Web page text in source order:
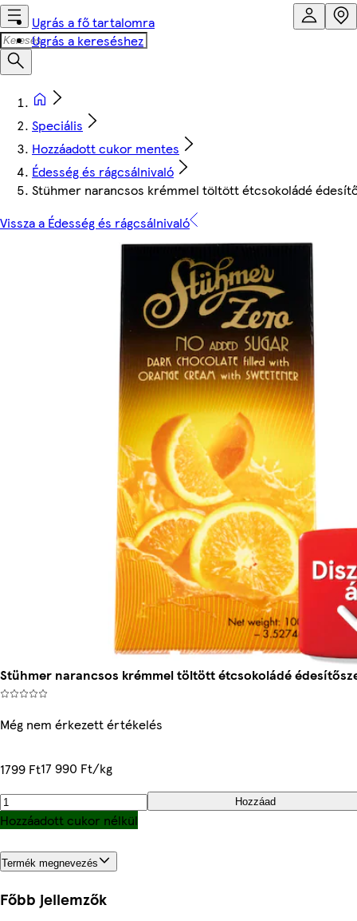
Ugrás a fő tartalomra
Ugrás a kereséshez
Speciális
Hozzáadott cukor mentes
Édesség és rágcsálnivaló
Stühmer narancsos krémmel töltött étcsokoládé
Vissza a Édesség és rágcsálnivaló
Stühmer narancsos krémmel töltött étcsokoládé
Még nem érkezett értékelés
1799 Ft17 990 Ft/kg
Hozzáad
Hozzáadott cukor nélkül
Termék megnevezés
Főbb jellemzők